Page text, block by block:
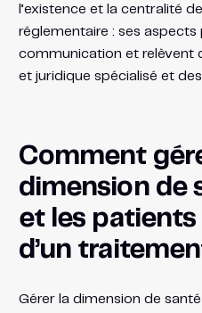
l’existence et la centralité
réglementaire : ses aspects
communication et relèvent
et juridique spécialisé et
Comment
dimension de
et les
d’un
Gérer la dimension de